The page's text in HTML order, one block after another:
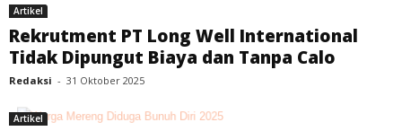
Artikel
Rekrutment PT Long Well International
Tidak Dipungut Biaya dan Tanpa Calo
Redaksi - 31 Oktober 2025
Artikel